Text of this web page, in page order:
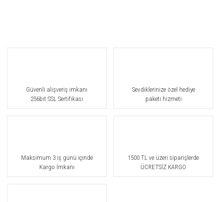
Güvenli alışveriş imkanı
256bit SSL Sertifikası
Sevdiklerinize özel hediye
paketi hizmeti
Maksimum 3 iş günü içinde
Kargo İmkanı
1500 TL ve üzeri siparişlerde
ÜCRETSİZ KARGO